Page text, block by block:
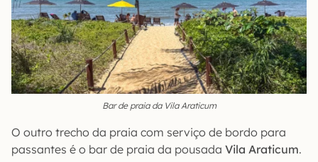
Bar de praia da Vila Araticum
O outro trecho da praia com serviço de bordo para
passantes é o bar de praia da pousada Vila Araticum.